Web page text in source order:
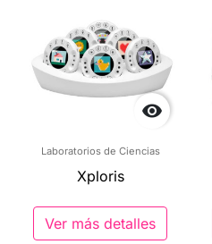

Laboratorios de Ciencias
Xploris
Ver más detalles